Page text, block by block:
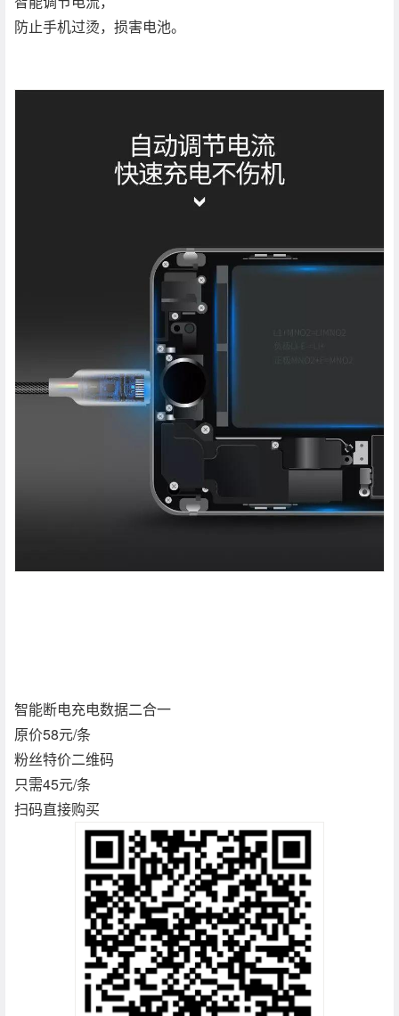
防止手机过烫，损害电池。
智能断电充电数据二合一
原价58元/条
粉丝特价二维码
只需45元/条
扫码直接购买